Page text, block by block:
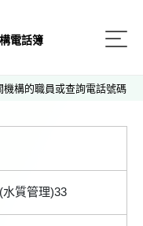
電話簿
構的職員或查詢電話號碼
質管理)33